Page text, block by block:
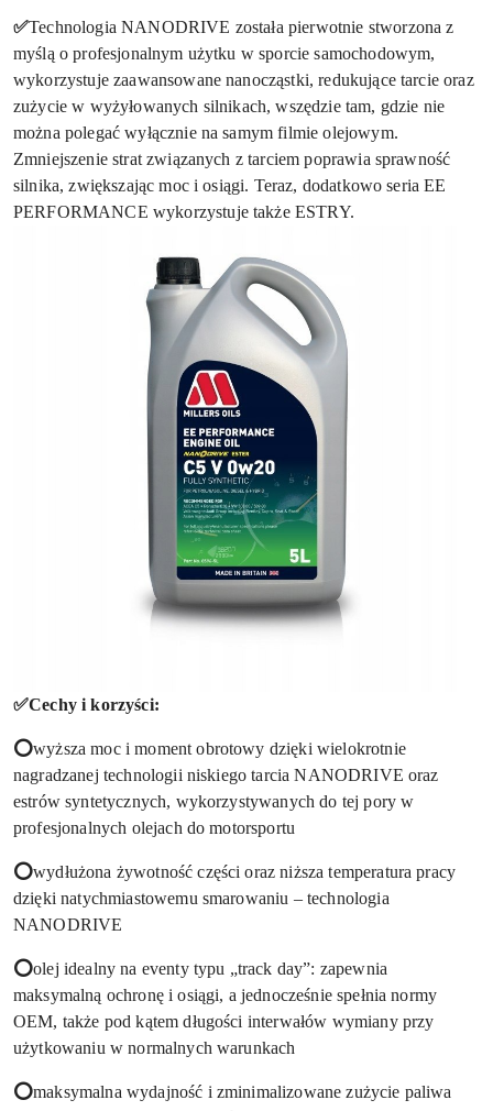
✅Technologia NANODRIVE została pierwotnie stworzona z
myślą o profesjonalnym użytku w sporcie samochodowym,
wykorzystuje zaawansowane nanocząstki, redukujące tarcie oraz
zużycie w wyżyłowanych silnikach, wszędzie tam, gdzie nie
można polegać wyłącznie na samym filmie olejowym.
Zmniejszenie strat związanych z tarciem poprawia sprawność
silnika, zwiększając moc i osiągi. Teraz, dodatkowo seria EE
PERFORMANCE wykorzystuje także ESTRY.
✅Cechy i korzyści:
⭕wyższa moc i moment obrotowy dzięki wielokrotnie
nagradzanej technologii niskiego tarcia NANODRIVE oraz
estrów syntetycznych, wykorzystywanych do tej pory w
profesjonalnych olejach do motorsportu
⭕wydłużona żywotność części oraz niższa temperatura pracy
dzięki natychmiastowemu smarowaniu – technologia
NANODRIVE
⭕olej idealny na eventy typu „track day”: zapewnia
maksymalną ochronę i osiągi, a jednocześnie spełnia normy
OEM, także pod kątem długości interwałów wymiany przy
użytkowaniu w normalnych warunkach
⭕maksymalna wydajność i zminimalizowane zużycie paliwa